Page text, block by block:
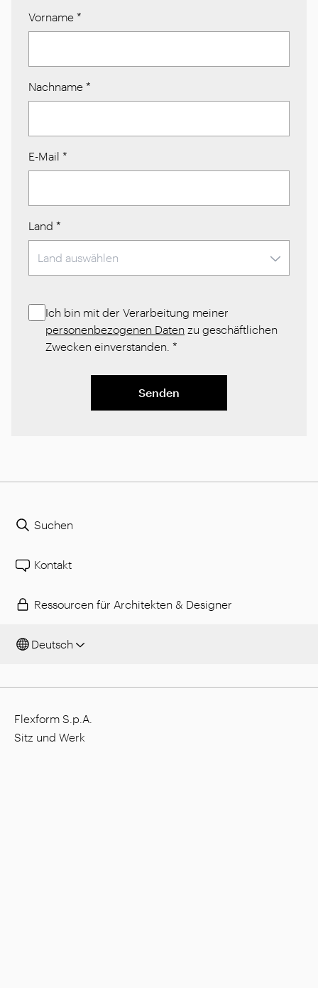
Vorname *
Nachname *
E-Mail *
Land *
Ich bin mit der Verarbeitung meiner
personenbezogenen Daten zu geschäftlichen
Zwecken einverstanden. *
Senden
Suchen
Kontakt
Ressourcen für Architekten & Designer
Deutsch
Flexform S.p.A.
Sitz und Werk